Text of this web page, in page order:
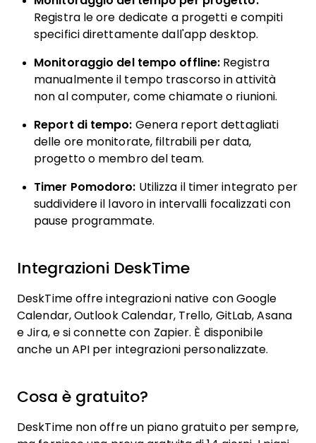
Registra le ore dedicate a progetti e compiti
specifici direttamente dall'app desktop.
Monitoraggio del tempo offline: Registra
manualmente il tempo trascorso in attività
non al computer, come chiamate o riunioni.
Report di tempo: Genera report dettagliati
delle ore monitorate, filtrabili per data,
progetto o membro del team.
Timer Pomodoro: Utilizza il timer integrato per
suddividere il lavoro in intervalli focalizzati con
pause programmate.
Integrazioni DeskTime
DeskTime offre integrazioni native con Google
Calendar, Outlook Calendar, Trello, GitLab, Asana
e Jira, e si connette con Zapier. È disponibile
anche un API per integrazioni personalizzate.
Cosa è gratuito?
DeskTime non offre un piano gratuito per sempre,